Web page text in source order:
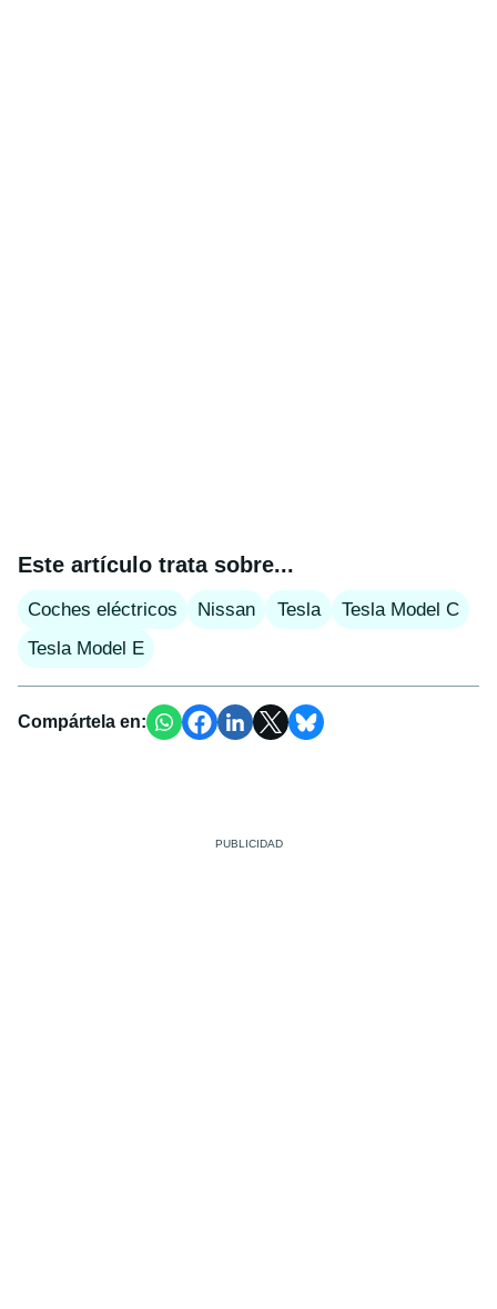
Este artículo trata sobre...
Coches eléctricos Nissan Tesla
Tesla Model C
Tesla Model E
Compártela en: